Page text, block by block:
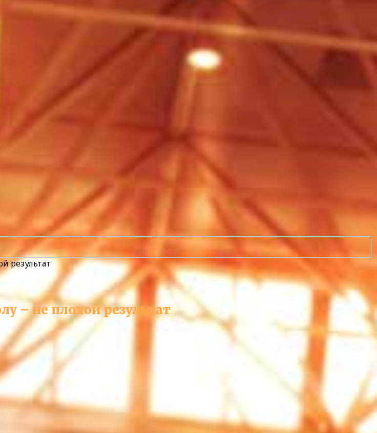
результат
– не плохой результат